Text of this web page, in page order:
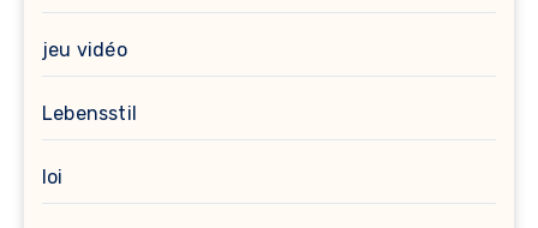
jeu vidéo
Lebensstil
loi